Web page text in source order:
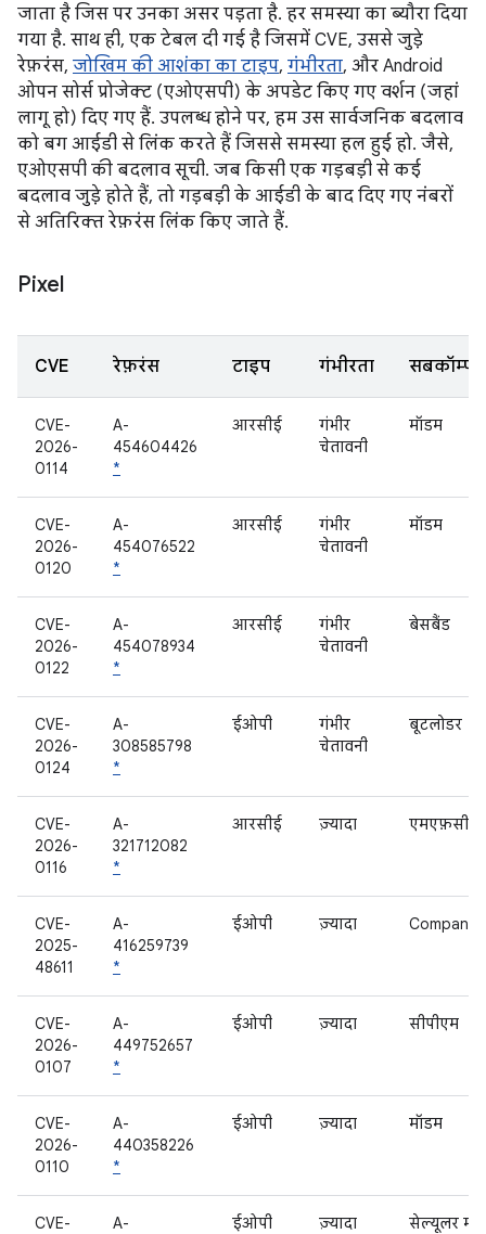
जाता है जिस पर उनका असर पड़ता है. हर समस्या का ब्यौरा दिया
गया है. साथ ही, एक टेबल दी गई है जिसमें CVE, उससे जुड़े
रेफ़रंस, जोखिम की आशंका का टाइप, गंभीरता, और Android
ओपन सोर्स प्रोजेक्ट (एओएसपी) के अपडेट किए गए वर्शन (जहां
लागू हो) दिए गए हैं. उपलब्ध होने पर, हम उस सार्वजनिक बदलाव
को बग आईडी से लिंक करते हैं जिससे समस्या हल हुई हो. जैसे,
एओएसपी की बदलाव सूची. जब किसी एक गड़बड़ी से कई
बदलाव जुड़े होते हैं, तो गड़बड़ी के आईडी के बाद दिए गए नंबरों
से अतिरिक्त रेफ़रंस लिंक किए जाते हैं.
Pixel
CVE रेफ़रंस टाइप गंभीरता
CVE-
2026-
0114
A-
454604426
*
आरसीई
गंभीर
चेतावनी
मॉडम
CVE-
2026-
0120
A-
454076522
*
आरसीई
गंभीर
चेतावनी
मॉडम
CVE-
2026-
0122
A-
454078934
*
आरसीई
गंभीर
चेतावनी
बेसबैंड
CVE-
2026-
0124
A-
308585798
*
ईओपी
गंभीर
चेतावनी
बूटलोडर
CVE-
2026-
0116
A-
321712082
*
आरसीई ज़्यादा एमएफ़सी
CVE-
2025-
48611
A-
416259739
*
ईओपी ज़्यादा
CVE-
2026-
0107
A-
449752657
*
ईओपी ज़्यादा सीपीएम
CVE-
2026-
0110
A-
440358226
*
ईओपी ज़्यादा मॉडम
CVE-
A-
ईओपी ज़्यादा सेल्यूलर